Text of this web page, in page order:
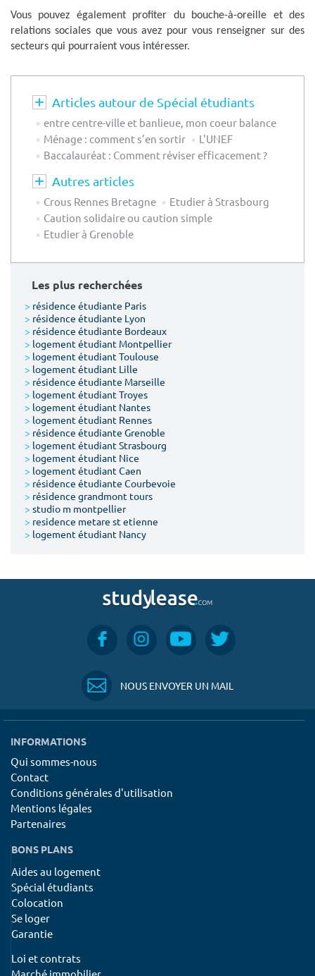
Vous pouvez également profiter du bouche-à-oreille et des
relations sociales que vous avez pour vous renseigner sur des
secteurs qui pourraient vous intéresser.
Articles autour de Spécial étudiants
entre centre-ville et banlieue, mon coeur balance
Ménage : comment s’en sortir
L'UNEF
Baccalauréat : Comment réviser efficacement ?
Autres articles
Crous Rennes Bretagne
Etudier à Strasbourg
Caution solidaire ou caution simple
Etudier à Grenoble
Les plus recherchées
> résidence étudiante Paris
> résidence étudiante Lyon
> résidence étudiante Bordeaux
> logement étudiant Montpellier
> logement étudiant Toulouse
> logement étudiant Lille
> résidence étudiante Marseille
> logement étudiant Troyes
> logement étudiant Nantes
> logement étudiant Rennes
> résidence étudiante Grenoble
> logement étudiant Strasbourg
> logement étudiant Nice
> logement étudiant Caen
> résidence étudiante Courbevoie
> résidence grandmont tours
> studio m montpellier
> residence metare st etienne
> logement étudiant Nancy
NOUS ENVOYER UN MAIL
INFORMATIONS
Qui sommes-nous
Contact
Conditions générales d'utilisation
Mentions légales
Partenaires
BONS PLANS
Aides au logement
Spécial étudiants
Colocation
Se loger
Garantie
Loi et contrats